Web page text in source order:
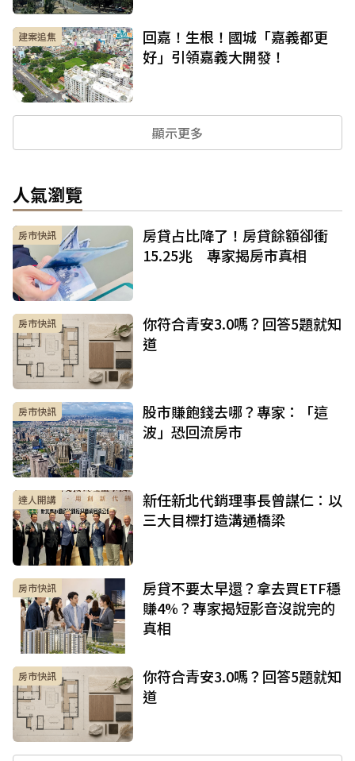
建案追焦
回嘉！生根！國城「嘉義都更
好」引領嘉義大開發！
顯示更多
人氣瀏覽
房市快訊
房貸占比降了！房貸餘額卻衝
15.25兆 專家揭房市真相
房市快訊
你符合青安3.0嗎？回答5題就知
道
房市快訊
股市賺飽錢去哪？專家：「這
波」恐回流房市
達人開講
新任新北代銷理事長曾謀仁：以
三大目標打造溝通橋梁
房市快訊
房貸不要太早還？拿去買ETF穩
賺4%？專家揭短影音沒說完的
真相
房市快訊
你符合青安3.0嗎？回答5題就知
道